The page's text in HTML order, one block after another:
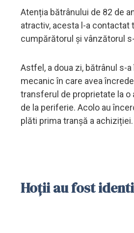
Atenția bătrânului de 82 de
atractiv, acesta l-a contactat
cumpărătorul și vânzătorul
Astfel, a doua zi, bătrânul s-
mecanic în care avea
transferul de proprietate la o
de la periferie. Acolo au
plăti prima tranșă a achiziției.
Hoții au fost